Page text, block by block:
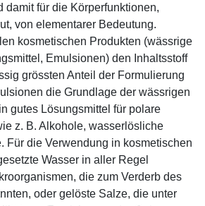
damit für die Körperfunktionen,
von elementarer Bedeutung.
kosmetischen Produkten (wässrige
Emulsionen) den Inhaltsstoff
grössten Anteil der Formulierung
die Grundlage der wässrigen
gutes Lösungsmittel für polare
z. B. Alkohole, wasserlösliche
Für die Verwendung in kosmetischen
Wasser in aller Regel
die zum Verderb des
oder gelöste Salze, die unter